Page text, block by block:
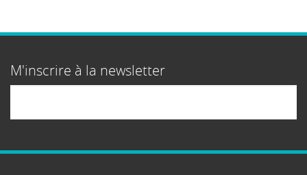
M'inscrire à la newsletter